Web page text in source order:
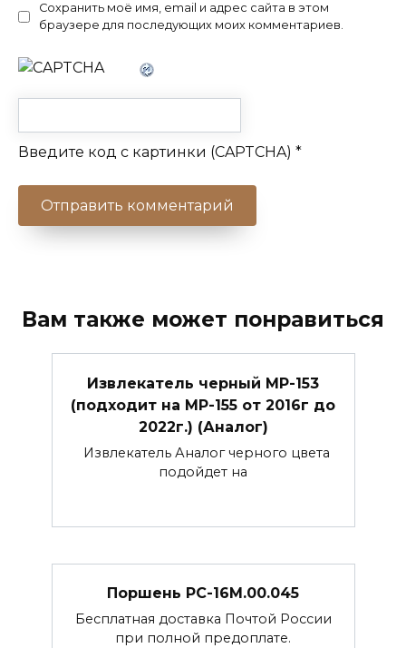
Сохранить моё имя, email и адрес сайта в этом
браузере для последующих моих комментариев.
Введите код с картинки (CAPTCHA) *
Вам также может понравиться
Извлекатель черный МР-153
(подходит на МР-155 от 2016г до
2022г.) (Аналог)
Извлекатель Аналог черного цвета
подойдет на
Поршень РС-16М.00.045
Бесплатная доставка Почтой России
при полной предоплате.